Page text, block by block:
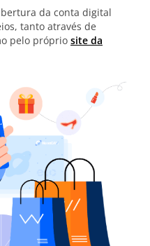
da conta digital
tanto através de
pelo próprio site da